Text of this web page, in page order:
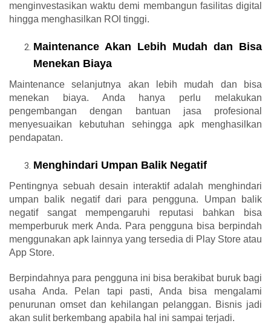
menginvestasikan waktu demi membangun fasilitas digital
hingga menghasilkan ROI tinggi.
Maintenance Akan Lebih Mudah dan Bisa
Menekan Biaya
Maintenance selanjutnya akan lebih mudah dan bisa
menekan biaya. Anda hanya perlu melakukan
pengembangan dengan bantuan jasa profesional
menyesuaikan kebutuhan sehingga apk menghasilkan
pendapatan.
Menghindari Umpan Balik Negatif
Pentingnya sebuah desain interaktif adalah menghindari
umpan balik negatif dari para pengguna. Umpan balik
negatif sangat mempengaruhi reputasi bahkan bisa
memperburuk merk Anda. Para pengguna bisa berpindah
menggunakan apk lainnya yang tersedia di Play Store atau
App Store.
Berpindahnya para pengguna ini bisa berakibat buruk bagi
usaha Anda. Pelan tapi pasti, Anda bisa mengalami
penurunan omset dan kehilangan pelanggan. Bisnis jadi
akan sulit berkembang apabila hal ini sampai terjadi.